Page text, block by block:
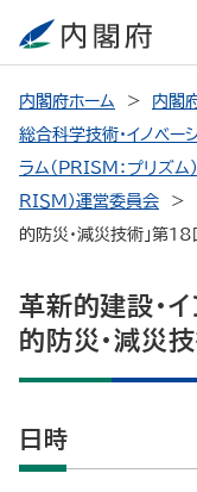
内閣府ホーム 内閣
総合科学技術・イノベー
ラム（PRISM：プリズム）
ＲＩＳＭ）運営委員会
的防災・減災技術」第18
革新的建設・
的防災・減災
日時